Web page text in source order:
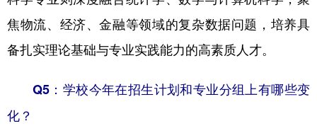
焦物流、经济、金融等领域的复杂数据问题，培养具
备扎实理论基础与专业实践能力的高素质人才。
Q5：学校今年在招生计划和专业分组上有哪些变
化？